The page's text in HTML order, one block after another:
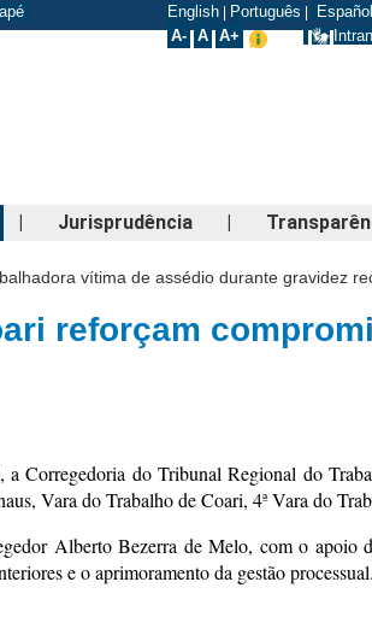
English Português
Español
A- A A+
| Jurisprudência |
vítima de assédio durante gravidez
reforçam
Corregedoria do Tribunal Regional do
Vara do Trabalho de Coari, 4ª Vara do
Alberto Bezerra de Melo, com o
e o aprimoramento da gestão processual.